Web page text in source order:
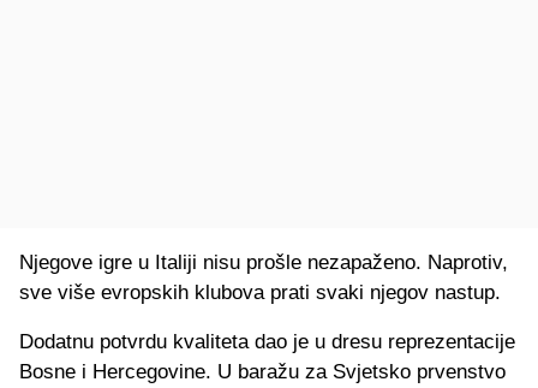
Njegove igre u Italiji nisu prošle nezapaženo. Naprotiv,
sve više evropskih klubova prati svaki njegov nastup.
Dodatnu potvrdu kvaliteta dao je u dresu reprezentacije
Bosne i Hercegovine. U baražu za Svjetsko prvenstvo